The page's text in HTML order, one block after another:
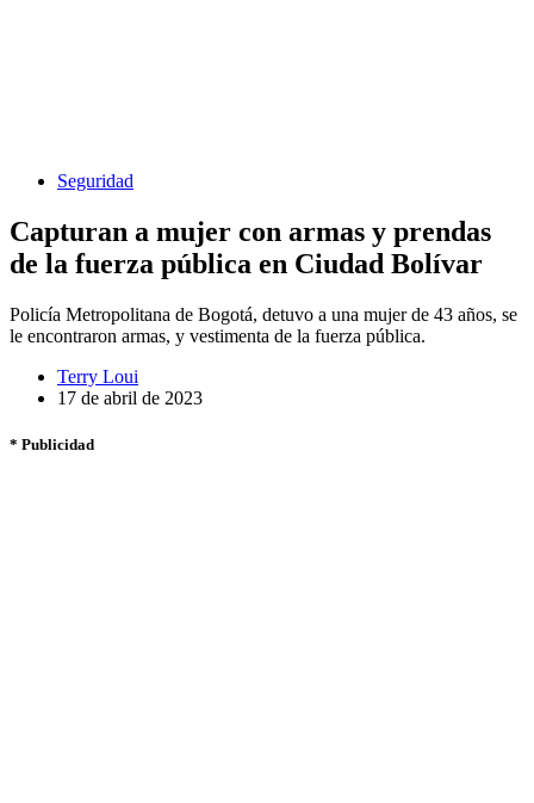
Seguridad
Capturan a mujer con armas y prendas
de la fuerza pública en Ciudad Bolívar
Policía Metropolitana de Bogotá, detuvo a una mujer de 43 años, se
le encontraron armas, y vestimenta de la fuerza pública.
Terry Loui
17 de abril de 2023
* Publicidad